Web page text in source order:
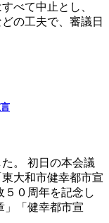
べて中止とし、
の工夫で、審議日
。 初日の本会議
大和市健幸都市宣
５０周年を記念し
」「健幸都市宣